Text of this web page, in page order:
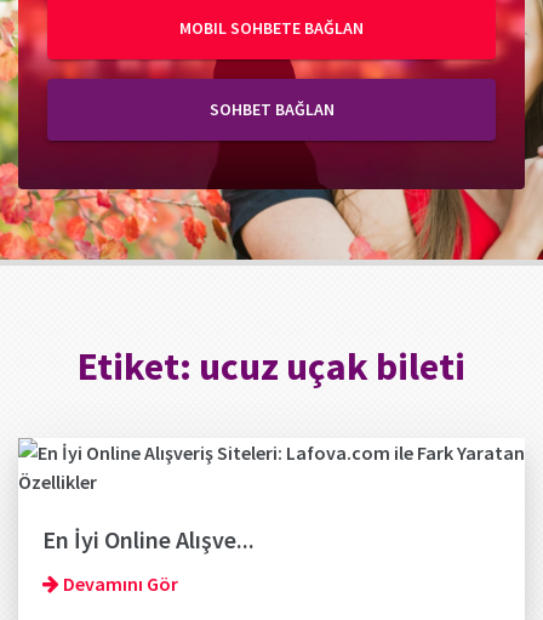
MOBIL SOHBETE BAĞLAN
SOHBET BAĞLAN
Etiket: ucuz uçak bileti
En İyi Online Alışve...
Devamını Gör